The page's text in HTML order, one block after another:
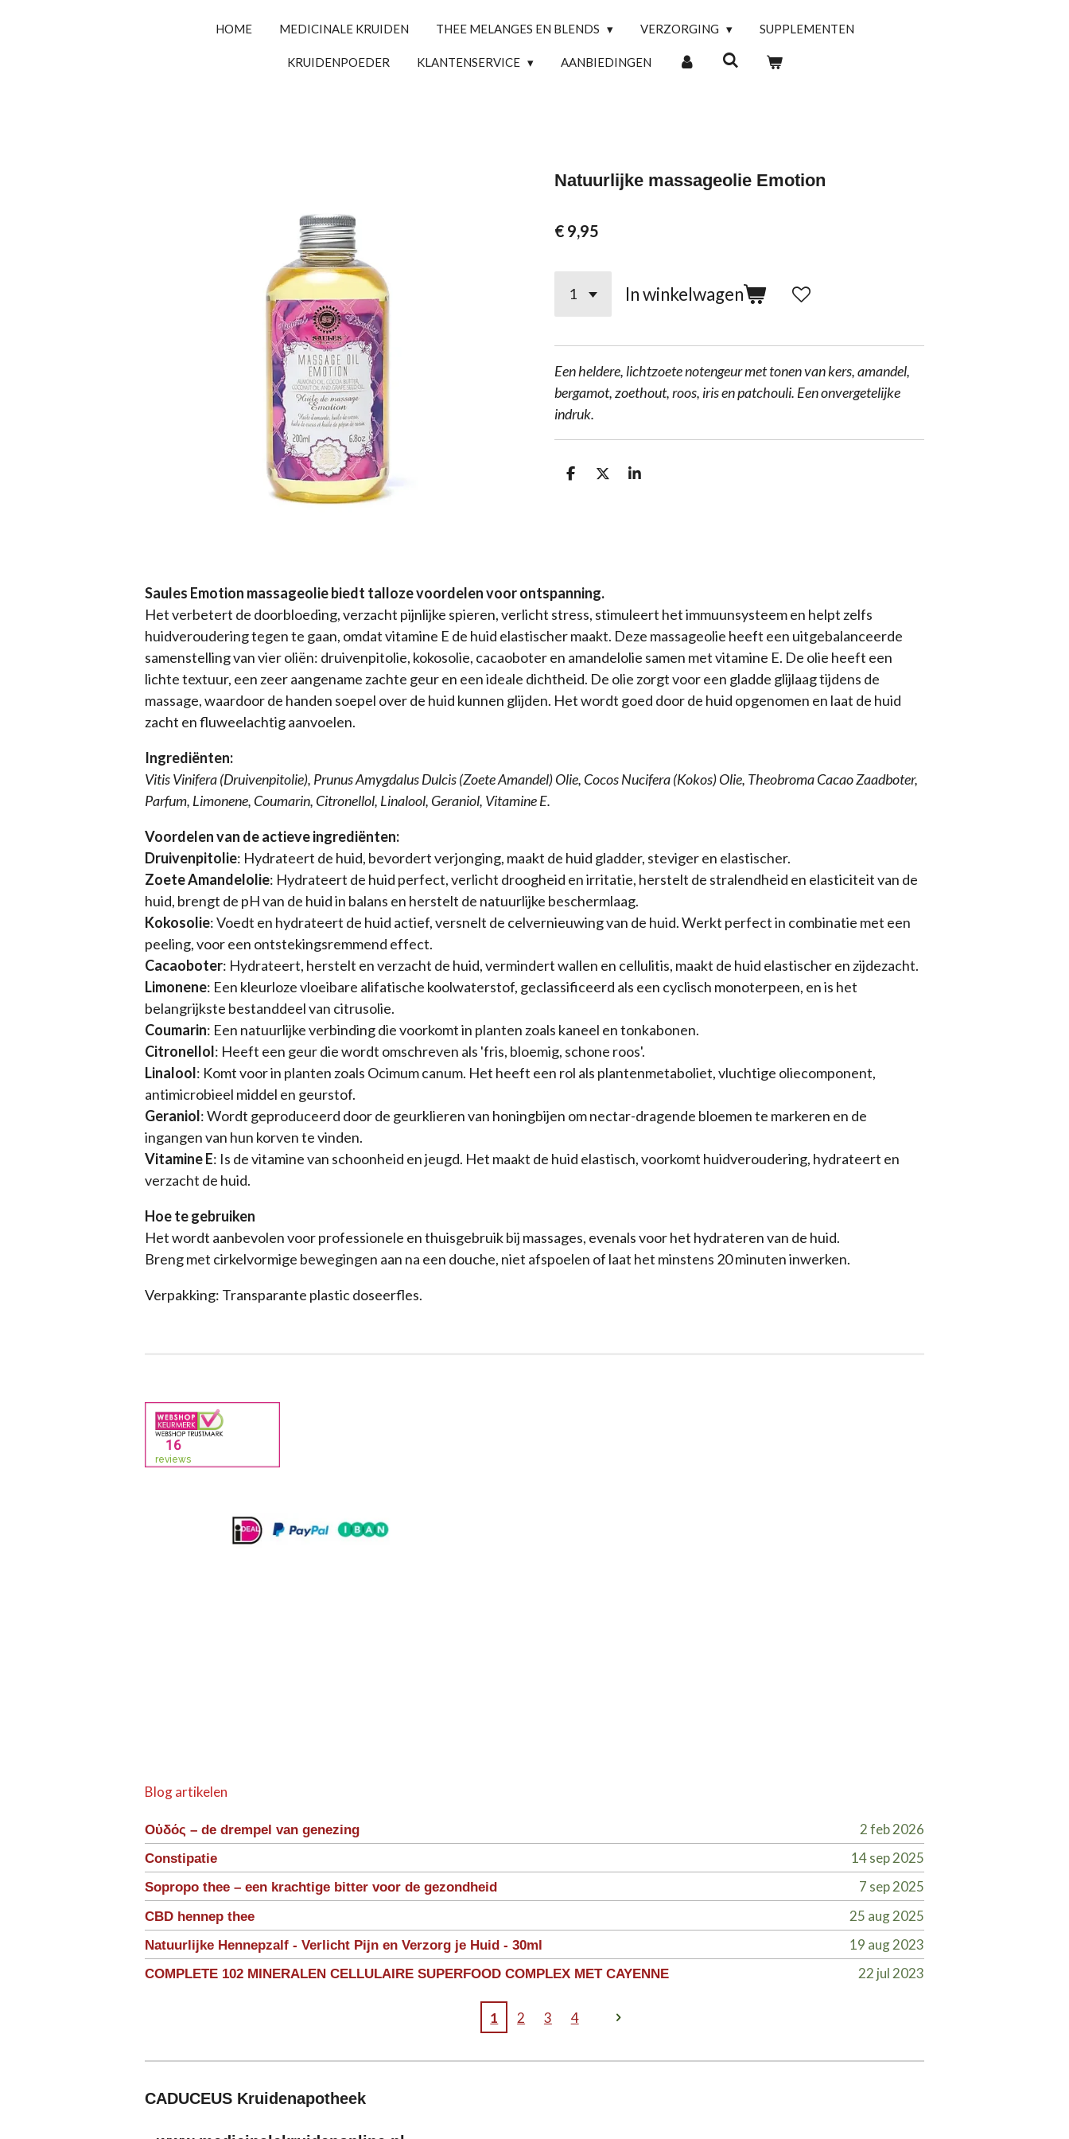
HOME MEDICINALE KRUIDEN THEE MELANGES EN BLENDS VERZORGING SUPPLEMENTEN
KRUIDENPOEDER KLANTENSERVICE AANBIEDINGEN
Natuurlijke massageolie Emotion
€ 9,95
In winkelwagen
Een heldere, lichtzoete notengeur met tonen van kers, amandel,
bergamot, zoethout, roos, iris en patchouli. Een onvergetelijke
indruk.
D
D
S
Saules Emotion massageolie biedt talloze voordelen voor ontspanning.
Het verbetert de doorbloeding, verzacht pijnlijke spieren, verlicht stress, stimuleert het immuunsysteem en helpt zelfs
huidveroudering tegen te gaan, omdat vitamine E de huid elastischer maakt. Deze massageolie heeft een uitgebalanceerde
samenstelling van vier oliën: druivenpitolie, kokosolie, cacaoboter en amandelolie samen met vitamine E. De olie heeft een
lichte textuur, een zeer aangename zachte geur en een ideale dichtheid. De olie zorgt voor een gladde glijlaag tijdens de
massage, waardoor de handen soepel over de huid kunnen glijden. Het wordt goed door de huid opgenomen en laat de huid
zacht en fluweelachtig aanvoelen.
Ingrediënten:
Vitis Vinifera (Druivenpitolie), Prunus Amygdalus Dulcis (Zoete Amandel) Olie, Cocos Nucifera (Kokos) Olie, Theobroma Cacao Zaadboter,
Parfum, Limonene, Coumarin, Citronellol, Linalool, Geraniol, Vitamine E.
Voordelen van de actieve ingrediënten:
Druivenpitolie: Hydrateert de huid, bevordert verjonging, maakt de huid gladder, steviger en elastischer.
Zoete Amandelolie: Hydrateert de huid perfect, verlicht droogheid en irritatie, herstelt de stralendheid en elasticiteit van de
huid, brengt de pH van de huid in balans en herstelt de natuurlijke beschermlaag.
Kokosolie: Voedt en hydrateert de huid actief, versnelt de celvernieuwing van de huid. Werkt perfect in combinatie met een
peeling, voor een ontstekingsremmend effect.
Cacaoboter: Hydrateert, herstelt en verzacht de huid, vermindert wallen en cellulitis, maakt de huid elastischer en zijdezacht.
Limonene: Een kleurloze vloeibare alifatische koolwaterstof, geclassificeerd als een cyclisch monoterpeen, en is het
belangrijkste bestanddeel van citrusolie.
Coumarin: Een natuurlijke verbinding die voorkomt in planten zoals kaneel en tonkabonen.
Citronellol: Heeft een geur die wordt omschreven als 'fris, bloemig, schone roos'.
Linalool: Komt voor in planten zoals Ocimum canum. Het heeft een rol als plantenmetaboliet, vluchtige oliecomponent,
antimicrobieel middel en geurstof.
Geraniol: Wordt geproduceerd door de geurklieren van honingbijen om nectar-dragende bloemen te markeren en de
ingangen van hun korven te vinden.
Vitamine E: Is de vitamine van schoonheid en jeugd. Het maakt de huid elastisch, voorkomt huidveroudering, hydrateert en
verzacht de huid.
Hoe te gebruiken
Het wordt aanbevolen voor professionele en thuisgebruik bij massages, evenals voor het hydrateren van de huid.
Breng met cirkelvormige bewegingen aan na een douche, niet afspoelen of laat het minstens 20 minuten inwerken.
Verpakking: Transparante plastic doseerfles.
Blog artikelen
Οὐδός – de drempel van genezing 2 feb 2026
Constipatie 14 sep 2025
Sopropo thee – een krachtige bitter voor de gezondheid 7 sep 2025
CBD hennep thee 25 aug 2025
Natuurlijke Hennepzalf - Verlicht Pijn en Verzorg je Huid - 30ml 19 aug 2023
COMPLETE 102 MINERALEN CELLULAIRE SUPERFOOD COMPLEX MET CAYENNE 22 jul 2023
1 2 3 4
CADUCEUS Kruidenapotheek